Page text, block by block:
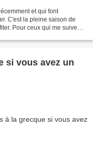
et qui font
C'est la pleine saison de
Pour ceux qui me suivez
si vous avez un